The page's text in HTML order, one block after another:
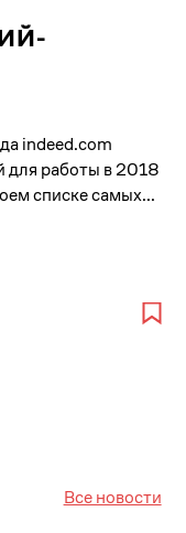
indeed.com
для работы в 2018
списке самых...
Все новости